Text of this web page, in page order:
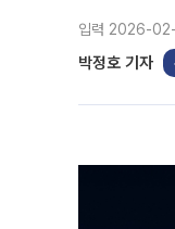
입력 2026-
박정호 기자